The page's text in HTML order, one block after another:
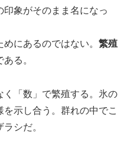
印象がそのまま名になっ
にあるのではない。 繁殖
ある。
く「数」で繁殖する。氷の
を示し合う。群れの中でこ
シだ。